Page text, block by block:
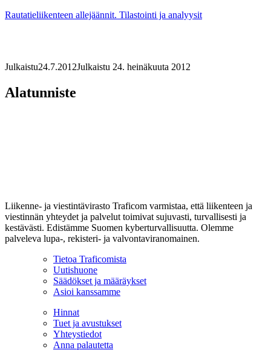
Rautatieliikenteen allejäännit. Tilastointi ja analyysit
Julkaistu24.7.2012Julkaistu 24. heinäkuuta 2012
Alatunniste
Liikenne- ja viestintävirasto Traficom varmistaa, että liikenteen ja
viestinnän yhteydet ja palvelut toimivat sujuvasti, turvallisesti ja
kestävästi. Edistämme Suomen kyberturvallisuutta. Olemme
palveleva lupa-, rekisteri- ja valvontaviranomainen.
Tietoa Traficomista
Uutishuone
Säädökset ja määräykset
Asioi kanssamme
Hinnat
Tuet ja avustukset
Yhteystiedot
Anna palautetta